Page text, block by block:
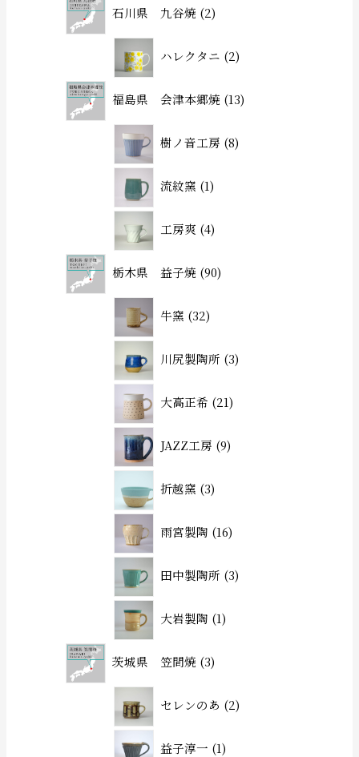
石川県 九谷焼 2
ハレクタニ 2
福島県 会津本郷焼 13
樹ノ音工房 8
流紋窯 1
工房爽 4
栃木県 益子焼 90
牛窯 32
川尻製陶所 3
大高正希 21
JAZZ工房 9
折越窯 3
雨宮製陶 16
田中製陶所 3
大岩製陶 1
茨城県 笠間焼 3
セレンのあ 2
益子淳一 1